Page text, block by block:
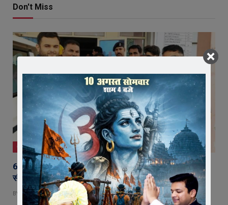
Don't Miss
जावरा
65 हजार रुपए भाड़ा न देने का आरोप, ट्रक चालक ने एसडीएम को
सौंपा ज्ञापन
BY EDITOR AUGUST 5, 2026